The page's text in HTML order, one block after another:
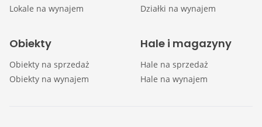
Lokale na wynajem
Działki na wynajem
Obiekty
Obiekty na sprzedaż
Obiekty na wynajem
Hale i magazyny
Hale na sprzedaż
Hale na wynajem